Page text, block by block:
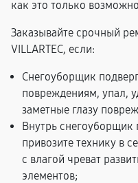
как это только
Заказывайте срочный
VILLARTEC, если:
Снегоуборщик
повреждениям, упал,
заметные глазу
Внутрь снегоуборщик
привозите технику в
с влагой чреват
элементов;